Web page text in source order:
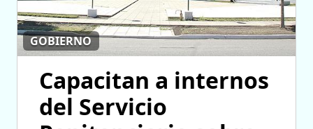
GOBIERNO
Capacitan a internos
del Servicio